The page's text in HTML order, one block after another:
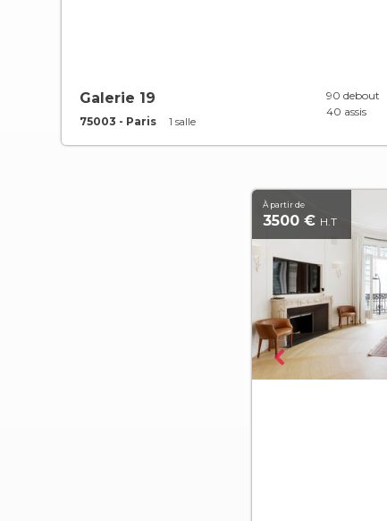
Galerie 19
75003 - Paris 1 salle
90 debout
40 assis
À partir de
3500 € H.T